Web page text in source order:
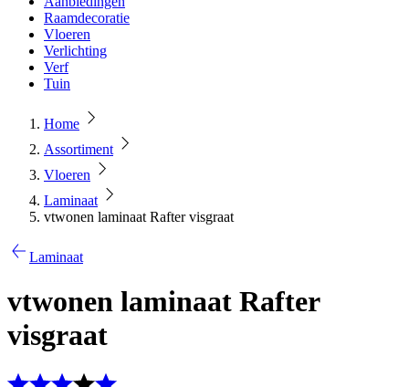
Raamdecoratie
Vloeren
Verlichting
Verf
Tuin
Home
Assortiment
Vloeren
Laminaat
vtwonen laminaat Rafter visgraat
Laminaat
vtwonen laminaat Rafter
visgraat